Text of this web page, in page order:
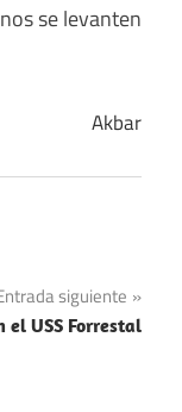
se levanten
Akbar
siguiente
el USS Forrestal